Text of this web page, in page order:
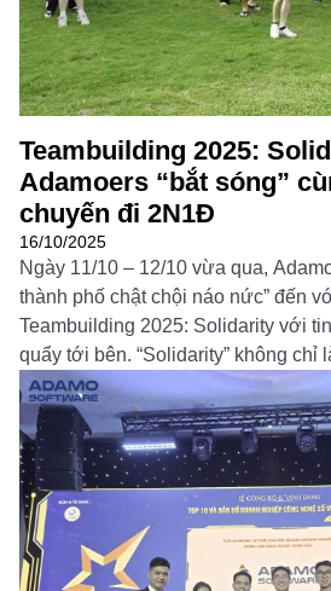
Đọc thêm
Teambuilding 2025:
Adamoers “bắt sóng”
chuyến đi 2N1Đ
16/10/2025
Ngày 11/10 – 12/10 vừa qua,
thành phố chật chội náo nức” đến
Teambuilding 2025: Solidarity với
quẩy tới bên. “Solidarity” không chỉ
còn là cách chúng mình cùng nhau
khoảnh […]